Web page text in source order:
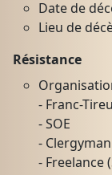
Date de
Lieu de
Résistance
- Franc-
- SOE
- Clergyman
- Freelance